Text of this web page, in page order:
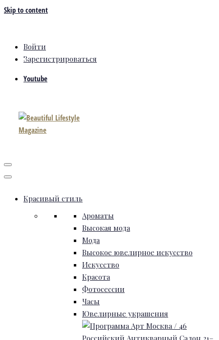
Skip to content
Войти
Зарегистрироваться
Youtube
Красивый стиль
Ароматы
Высокая мода
Мода
Высокое ювелирное искусство
Искусство
Красота
Фотосессии
Часы
Ювелирные украшения